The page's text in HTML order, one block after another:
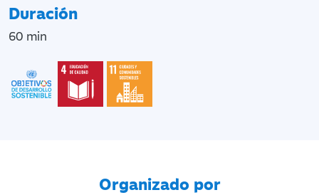
Duración
60 min
Organizado por